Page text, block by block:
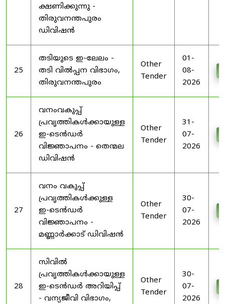
ക്ഷണിക്കുന്നു -
തിരുവനന്തപുരം
ഡിവിഷൻ
25
തടിയുടെ ഇ-ലേലം -
തടി വിൽപ്പന വിഭാഗം,
തിരുവനന്തപുരം
Other
Tender
01-
08-
2026
26
വനംവകുപ്പ്
പ്രവൃത്തികൾക്കായുള്ള
ഇ-ടെൻഡർ
വിജ്ഞാപനം - തെന്മല
ഡിവിഷൻ
Other
Tender
31-
07-
2026
27
വനം വകുപ്പ്
പ്രവൃത്തികൾക്കുള്ള
ഇ-ടെൻഡർ
വിജ്ഞാപനം -
മണ്ണാർക്കാട് ഡിവിഷൻ
Other
Tender
30-
07-
2026
28
സിവിൽ
പ്രവൃത്തികൾക്കായുള്ള
ഇ-ടെൻഡർ അറിയിപ്പ്
- വന്യജീവി വിഭാഗം,
Other
Tender
30-
07-
2026